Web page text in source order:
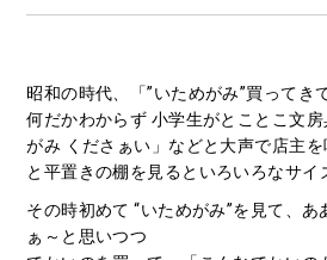
昭和の時代、「”いためがみ”買ってき
何だかわからず 小学生がとことこ文
がみ くださぁい」などと大声で店主を
と平置きの棚を見るといろいろなサイ
その時初めて “いためがみ”を見て、あ
ぁ～と思いつつ